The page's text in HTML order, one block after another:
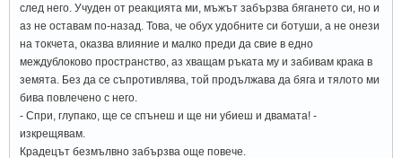
след него. Учуден от реакцията ми, мъжът забързва бягането си, но и
аз не оставам по-назад. Това, че обух удобните си ботуши, а не онези
на токчета, оказва влияние и малко преди да свие в едно
междублоково пространство, аз хващам ръката му и забивам крака в
земята. Без да се съпротивлява, той продължава да бяга и тялото ми
бива повлечено с него.
- Спри, глупако, ще се спънеш и ще ни убиеш и двамата! -
изкрещявам.
Крадецът безмълвно забързва още повече.